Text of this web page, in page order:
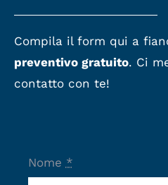
Compila il form qui a
preventivo gratuito. Ci
contatto con te!
Nome *